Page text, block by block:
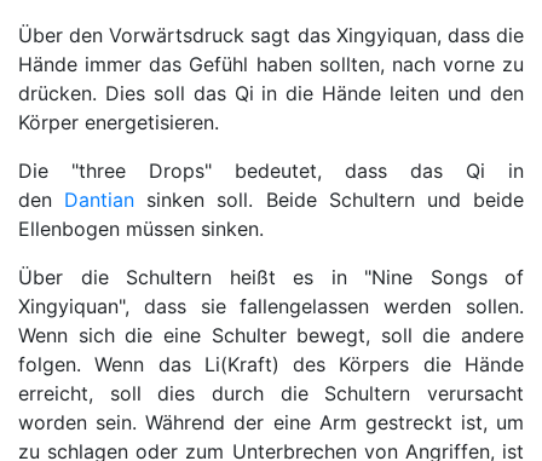
Über den Vorwärtsdruck sagt das Xingyiquan, dass die
Hände immer das Gefühl haben sollten, nach vorne zu
drücken. Dies soll das Qi in die Hände leiten und den
Körper energetisieren.
Die "three Drops" bedeutet, dass das Qi in
den Dantian sinken soll. Beide Schultern und beide
Ellenbogen müssen sinken.
Über die Schultern heißt es in "Nine Songs of
Xingyiquan", dass sie fallengelassen werden sollen.
Wenn sich die eine Schulter bewegt, soll die andere
folgen. Wenn das Li(Kraft) des Körpers die Hände
erreicht, soll dies durch die Schultern verursacht
worden sein. Während der eine Arm gestreckt ist, um
zu schlagen oder zum Unterbrechen von Angriffen, ist